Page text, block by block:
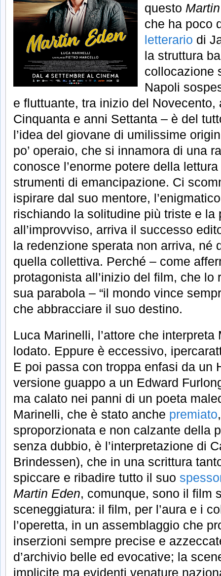
questo
che ha poco
letterario di
la struttura
collocazione
Napoli
e fluttuante, tra inizio del Novecento,
Cinquanta e anni Settanta – è del
l’idea del giovane di umilissime
po’ operaio, che si innamora di una
conosce l’enorme potere della
strumenti di emancipazione. Ci
ispirare dal suo mentore,
rischiando la solitudine più triste e la
all’improvviso, arriva il successo
la redenzione sperata non arriva, né
quella collettiva. Perché – come
protagonista all’inizio del film, che lo
sua parabola – “il mondo vince
che abbracciare il suo destino.
Luca Marinelli, l’attore che
lodato. Eppure è eccessivo,
E poi passa con troppa enfasi da un
versione guappo a un Edward
ma calato nei panni di un poeta
Marinelli, che è stato anche premiato
sproporzionata e non calzante della
senza dubbio, è l’interpretazione di
Brindessen), che in una scrittura
spiccare e ribadire tutto il suo
Martin Eden, comunque, sono il film
sceneggiatura: il film, per l’aura e i
l’operetta, in un assemblaggio che
inserzioni sempre precise e
d’archivio belle ed evocative; la
implicite ma evidenti venature